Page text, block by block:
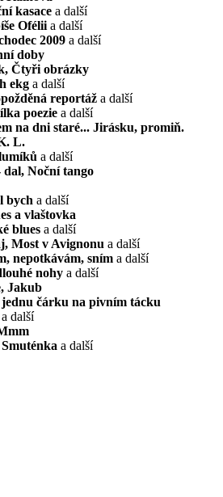
kasace a další
Ofélii a další
2009 a další
doby
Čtyři obrázky
ekg a další
reportáž a další
poezie a další
na dni staré... Jirásku, promiň.
L.
a další
Noční tango
bych a další
a vlaštovka
blues a další
Most v Avignonu a další
nepotkávám, sním a další
nohy a další
Jakub
jednu čárku na pivním tácku
a další
a další